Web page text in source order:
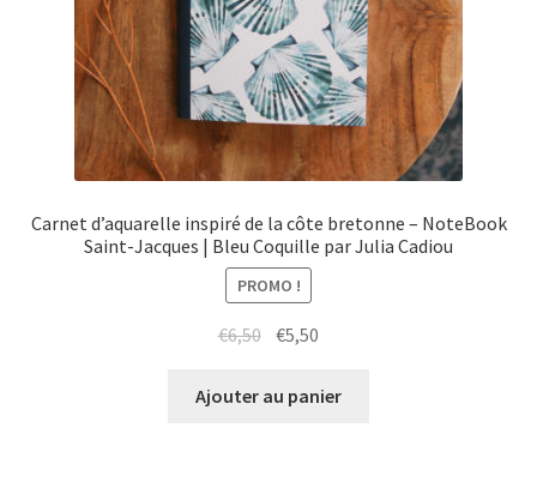
Carnet d’aquarelle inspiré de la côte bretonne – NoteBook
Saint-Jacques | Bleu Coquille par Julia Cadiou
PROMO !
€6,50 Le
initial
€5,50
actuel
Ajouter au panier